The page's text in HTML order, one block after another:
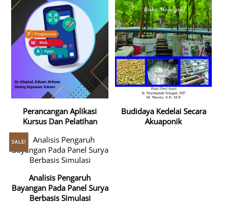
Perancangan Aplikasi
Kursus Dan Pelatihan
Budidaya Kedelai Secara
Akuaponik
SALE!
Analisis Pengaruh
Bayangan Pada Panel Surya
Berbasis Simulasi